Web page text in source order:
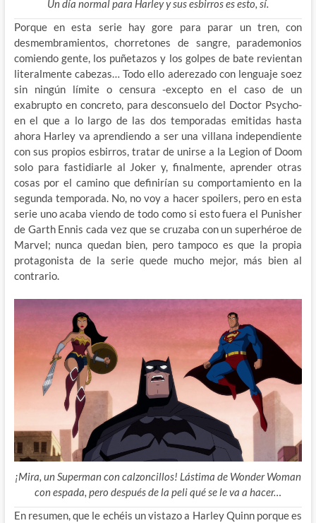
Un día normal para Harley y sus esbirros es esto, sí.
Porque en esta serie hay gore para parar un tren, con
desmembramientos, chorretones de sangre, parademonios
comiendo gente, los puñetazos y los golpes de bate revientan
literalmente cabezas… Todo ello aderezado con lenguaje soez
sin ningún límite o censura -excepto en el caso de un
exabrupto en concreto, para desconsuelo del Doctor Psycho-
en el que a lo largo de las dos temporadas emitidas hasta
ahora Harley va aprendiendo a ser una villana independiente
con sus propios esbirros, tratar de unirse a la Legion of Doom
solo para fastidiarle al Joker y, finalmente, aprender otras
cosas por el camino que definirían su comportamiento en la
segunda temporada. No, no voy a hacer spoilers, pero en esta
serie uno acaba viendo de todo como si esto fuera el Punisher
de Garth Ennis cada vez que se cruzaba con un superhéroe de
Marvel; nunca quedan bien, pero tampoco es que la propia
protagonista de la serie quede mucho mejor, más bien al
contrario.
¡Mira, un Superman con calzoncillos! Lástima de Wonder Woman
con espada, pero después de la peli qué se le va a hacer…
En resumen, que le echéis un vistazo a Harley Quinn porque es